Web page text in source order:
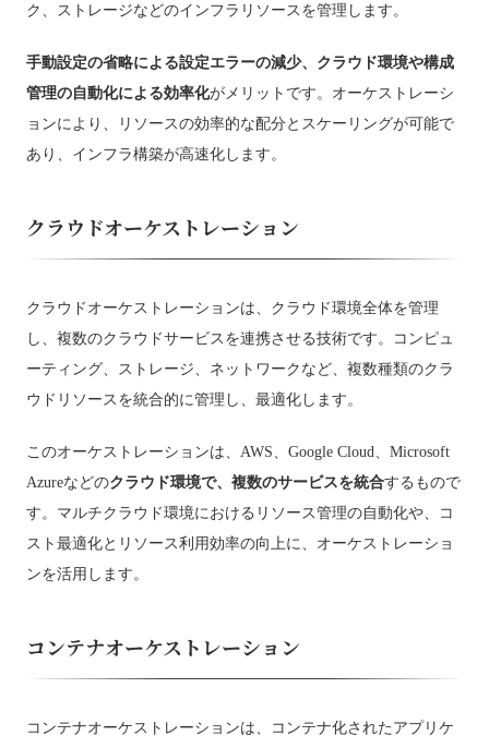
ク、ストレージなどのインフラリソースを管理します。
手動設定の省略による設定エラーの減少、クラウド環境や構成
管理の自動化による効率化がメリットです。オーケストレーシ
ョンにより、リソースの効率的な配分とスケーリングが可能で
あり、インフラ構築が高速化します。
クラウドオーケストレーション
クラウドオーケストレーションは、クラウド環境全体を管理
し、複数のクラウドサービスを連携させる技術です。コンピュ
ーティング、ストレージ、ネットワークなど、複数種類のクラ
ウドリソースを統合的に管理し、最適化します。
このオーケストレーションは、AWS、Google Cloud、Microsoft
Azureなどのクラウド環境で、複数のサービスを統合するもので
す。マルチクラウド環境におけるリソース管理の自動化や、コ
スト最適化とリソース利用効率の向上に、オーケストレーショ
ンを活用します。
コンテナオーケストレーション
コンテナオーケストレーションは、コンテナ化されたアプリケ